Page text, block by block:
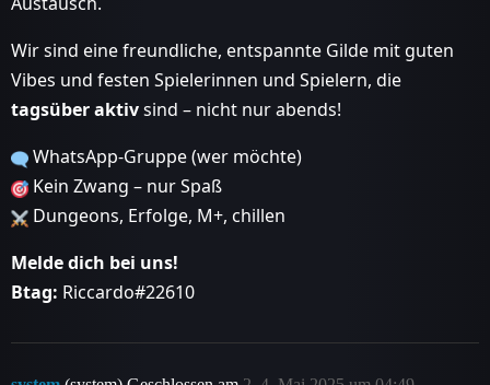
Wir sind eine freundliche, entspannte Gilde mit guten
Vibes und festen Spielerinnen und Spielern, die
tagsüber aktivsind – nicht nur abends!
WhatsApp-Gruppe (wer möchte)
Kein Zwang – nur Spaß
Dungeons, Erfolge, M+, chillen
Melde dich bei uns!
Btag: Riccardo#22610